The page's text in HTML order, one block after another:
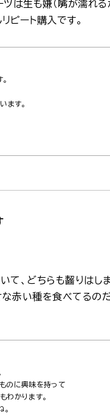
は生も嫌（嘴が濡れ
ピート購入です。
ます。
、どちらも齧りはし
赤い種を食べてるの
のに興味を持って
わかります。